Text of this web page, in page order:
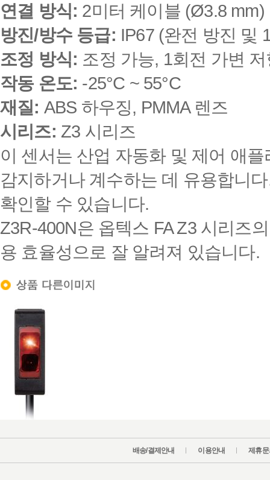
연결 방식: 2미터 케이블 (Ø3.8 mm)
방진/방수 등급: IP67 (완전 방진 및
조정 방식: 조정 가능, 1회전 가변
작동 온도: -25°C ~ 55°C
재질: ABS 하우징, PMMA 렌즈
시리즈: Z3 시리즈
이 센서는 산업 자동화 및 제어 애
감지하거나 계수하는 데 유용합니
확인할 수 있습니다.
Z3R-400N은 옵텍스 FA Z3 시리즈
용 효율성으로 잘 알려져 있습니다.
배송/결제안내 이용안내 제휴문